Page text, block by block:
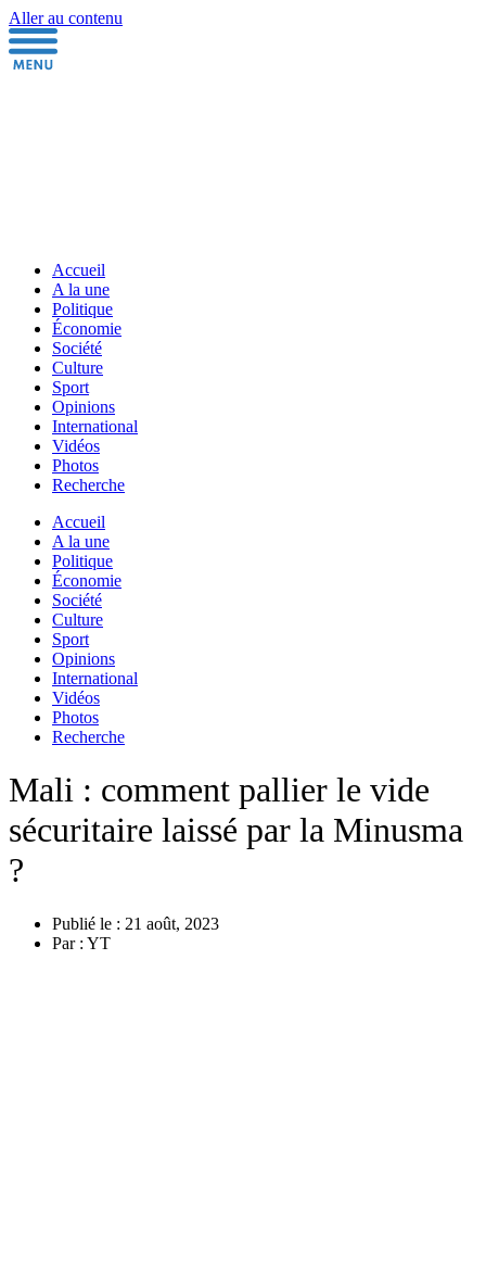
Aller au contenu
Accueil
A la une
Politique
Économie
Société
Culture
Sport
Opinions
International
Vidéos
Photos
Recherche
Accueil
A la une
Politique
Économie
Société
Culture
Sport
Opinions
International
Vidéos
Photos
Recherche
Mali : comment pallier le vide
sécuritaire laissé par la Minusma
?
Publié le : 21 août, 2023
Par : YT